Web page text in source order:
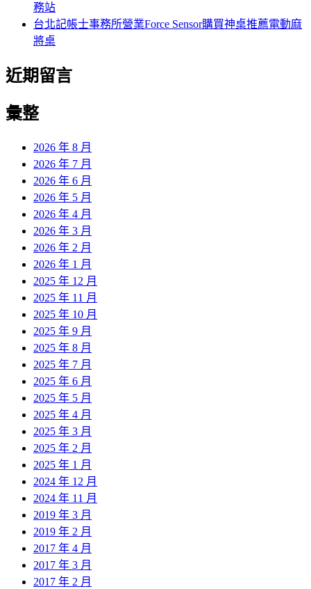
務站
台北記帳士事務所營業Force Sensor購買神桌推薦電動麻
將桌
近期留言
彙整
2026 年 8 月
2026 年 7 月
2026 年 6 月
2026 年 5 月
2026 年 4 月
2026 年 3 月
2026 年 2 月
2026 年 1 月
2025 年 12 月
2025 年 11 月
2025 年 10 月
2025 年 9 月
2025 年 8 月
2025 年 7 月
2025 年 6 月
2025 年 5 月
2025 年 4 月
2025 年 3 月
2025 年 2 月
2025 年 1 月
2024 年 12 月
2024 年 11 月
2019 年 3 月
2019 年 2 月
2017 年 4 月
2017 年 3 月
2017 年 2 月